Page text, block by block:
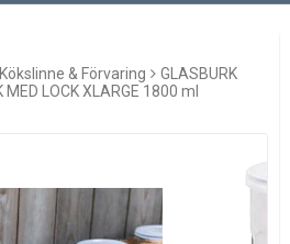
Kökslinne & Förvaring
GLASBURK
LOCK XLARGE 1800 ml